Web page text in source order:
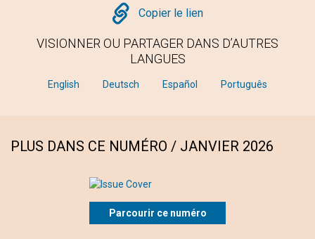
Copy
Copier le lien
VISIONNER OU PARTAGER DANS D’AUTRES
LANGUES
English Deutsch Español Português
PLUS DANS CE NUMÉRO / JANVIER 2026
Parcourir ce numéro